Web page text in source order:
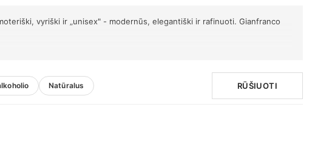
vyriški ir „unisex" - modernūs, elegantiški ir rafinuoti. Gianfranco
Natūralus RŪŠIUOTI